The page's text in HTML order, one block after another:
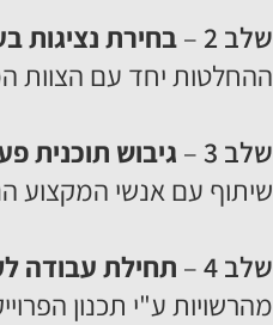
שלב 2
–בחירת נציגות
ההחלטות יחד עם הצוות
שלב 3
– גיבוש תוכנית
שיתוף עם אנשי המקצוע
שלב 4
– תחילת עבודה
מהרשויות ע"י תכנון